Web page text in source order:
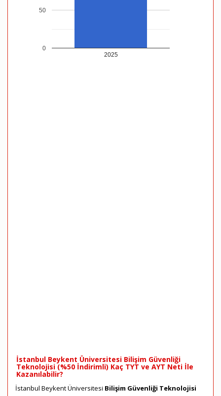
2025
0
50
İstanbul Beykent Üniversitesi Bilişim Güvenliği
Teknolojisi (%50 İndirimli) Kaç TYT ve AYT Neti İle
Kazanılabilir?
İstanbul Beykent Üniversitesi Bilişim Güvenliği Teknolojisi